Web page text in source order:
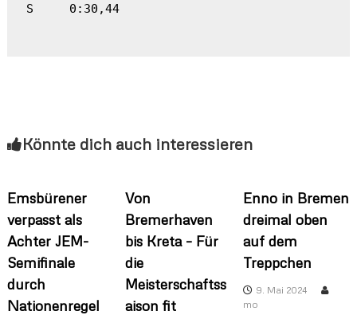
S     0:30,44
Könnte dich auch interessieren
Emsbürener
verpasst als
Achter JEM-
Semifinale
durch
Nationenregel
Von
Bremerhaven
bis Kreta – Für
die
Meisterschaftss
aison fit
Enno in Bremen
dreimal oben
auf dem
Treppchen
9. Mai 2024
mo